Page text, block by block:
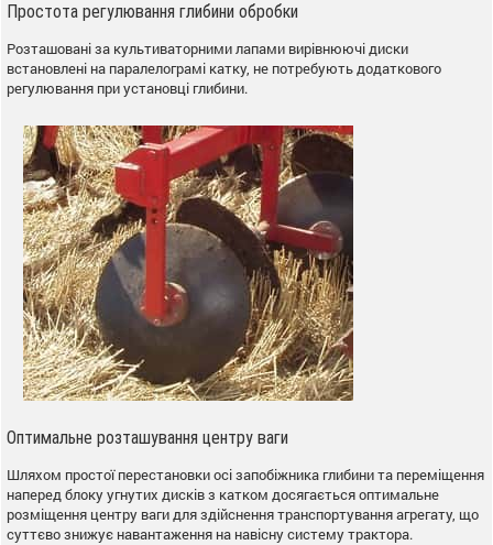
Простота регулювання глибини обробки
Розташовані за культиваторними лапами вирівнюючі диски
встановлені на паралелограмі катку, не потребують додаткового
регулювання при установці глибини.
Оптимальне розташування центру ваги
Шляхом простої перестановки осі запобіжника глибини та переміщення
наперед блоку угнутих дисків з катком досягається оптимальне
розміщення центру ваги для здійснення транспортування агрегату, що
суттєво знижує навантаження на навісну систему трактора.